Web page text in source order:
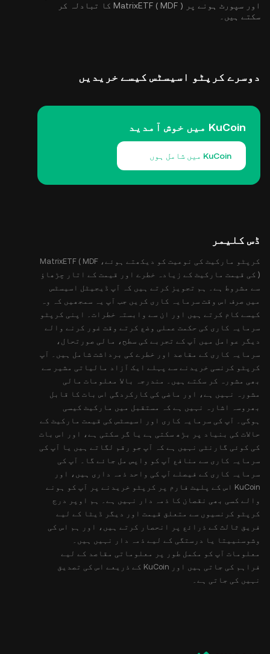
اور سپورٹ ہونے پر MatrixETF ( MDF ) کا تبادلہ کر
سکتے ہیں۔
دوسرے کرپٹو اسیسٹس کیسے خریدیں
KuCoin میں خوش آمدید
KuCoin میں شامل ہوں
ڈس کلیمر
کرپٹو مارکیٹ کی نوعیت کو دیکھتے ہوئے، MatrixETF ( MDF
) کی قیمت مارکیٹ کے زیادہ خطرے اور قیمت کے اتار چڑھاؤ
سے مشروط ہے۔ ہم تجویز کرتے ہیں کہ آپ ڈیجیٹل اسیسٹس
میں صرف اس وقت سرمایہ کاری کریں جب آپ یہ سمجھیں کہ وہ
کیسے کام کرتے ہیں اور ان سے وابستہ خطرات۔ اپنی کرپٹو
سرمایہ کاری کی حکمت عملی وضع کرتے وقت غور کرنے والے
دیگر عوامل میں آپ کے تجربے کی سطح، مالی صورتحال،
سرمایہ کاری کے مقاصد اور خطرے کی برداشت شامل ہیں۔ آپ
کرپٹو کرنسی خریدنے سے پہلے ایک آزاد مالیاتی مشیر سے
بھی مشورہ کر سکتے ہیں۔ مندرجہ بالا معلومات مالی
مشورہ نہیں ہے، اور ماضی کی کارکردگی اس بات کا قابل
بھروسہ اشارہ نہیں ہے کہ مستقبل میں مارکیٹ کیسی
ہوگی۔ آپ کی سرمایہ کاری اور اسیسٹس کی قیمت مارکیٹ کے
حالات کی بنیاد پر بڑھ سکتی ہے یا گر سکتی ہے، اور اس بات
کی کوئی گارنٹی نہیں ہے کہ آپ جو رقم لگاتے ہیں یا آپ کی
سرمایہ کاری سے منافع آپ کو واپس مل جائے گا۔ آپ کی
سرمایہ کاری کے فیصلے آپ کی واحد ذمہ داری ہیں، اور
KuCoin اس کے پلیٹ فارم پر کرپٹو خریدنے پر آپ کو ہونے
والے کسی بھی نقصان کا ذمہ دار نہیں ہے۔ ہم اوپر درج
کرپٹو کرنسیوں سے متعلق قیمت اور دیگر ڈیٹا کے لیے
فریق ثالث کے ذرائع پر انحصار کرتے ہیں، اور ہم اس کی
وشوسنییتا یا درستگی کے لیے ذمہ دار نہیں ہیں۔
معلومات آپ کو مکمل طور پر معلوماتی مقاصد کے لیے
فراہم کی جاتی ہیں اور KuCoin کے ذریعے اس کی تصدیق
نہیں کی جاتی ہے۔